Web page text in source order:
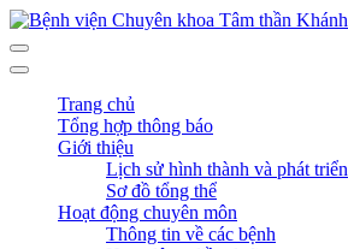
Trang chủ
Tổng hợp thông báo
Giới thiệu
Lịch sử hình thành và phát triển
Sơ đồ tổng thể
Hoạt động chuyên môn
Thông tin về các bệnh